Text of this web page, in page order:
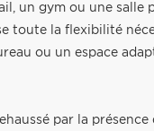
un gym ou une salle
toute la flexibilité
ou un espace
par la présence